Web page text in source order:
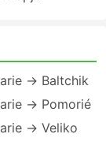
→ Baltchik
→ Pomorié
→ Veliko